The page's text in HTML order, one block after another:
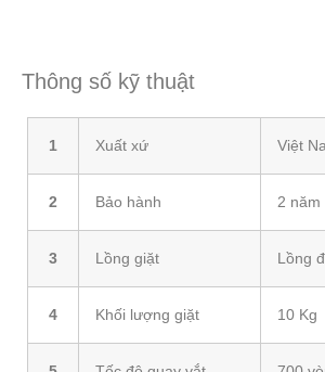
Thông số kỹ thuật
1 Xuất xứ Việt
2 Bảo hành 2 năm
3 Lồng giặt Lồng
4 Khối lượng giặt 10 Kg